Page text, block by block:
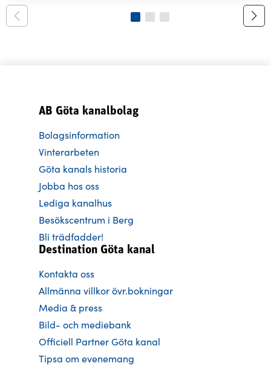
AB Göta kanalbolag
Bolagsinformation
Vinterarbeten
Göta kanals historia
Jobba hos oss
Lediga kanalhus
Besökscentrum i Berg
Bli trädfadder!
Destination Göta kanal
Kontakta oss
Allmänna villkor övr.bokningar
Media & press
Bild- och mediebank
Officiell Partner Göta kanal
Tipsa om evenemang